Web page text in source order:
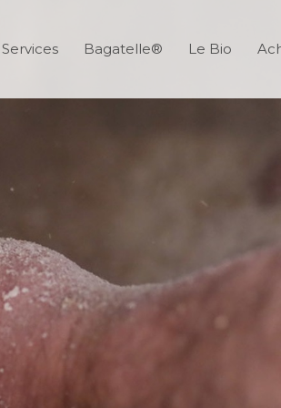
Services Bagatelle® Le Bio